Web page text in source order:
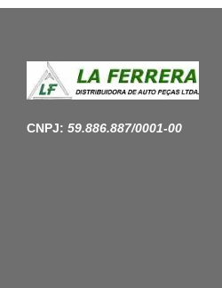
CNPJ: 59.886.887/0001-00